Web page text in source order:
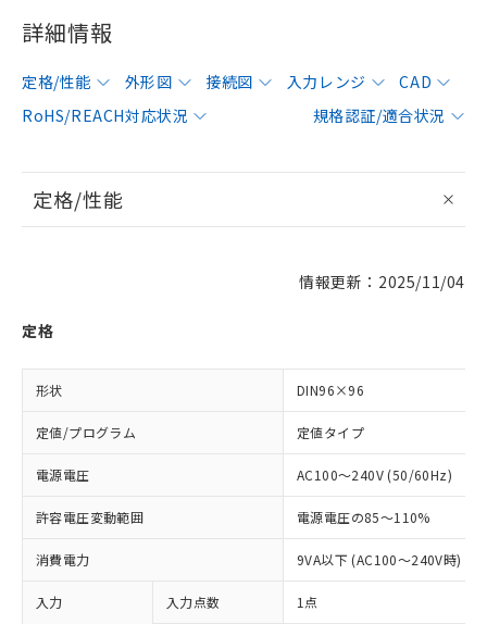
詳細情報
定格/性能 外形図 接続図 入力レンジ
CAD
RoHS/REACH対応状況
規格認証/適合状況
定格/性能
情報更新：2025/11/04
定格
形状 DIN96×96
定値/プログラム 定値タイプ
電源電圧 AC100～240V (50/60Hz)
許容電圧変動範囲 電源電圧の85～110%
消費電力 9VA以下 (AC100～240V時)
入力 入力点数 1点